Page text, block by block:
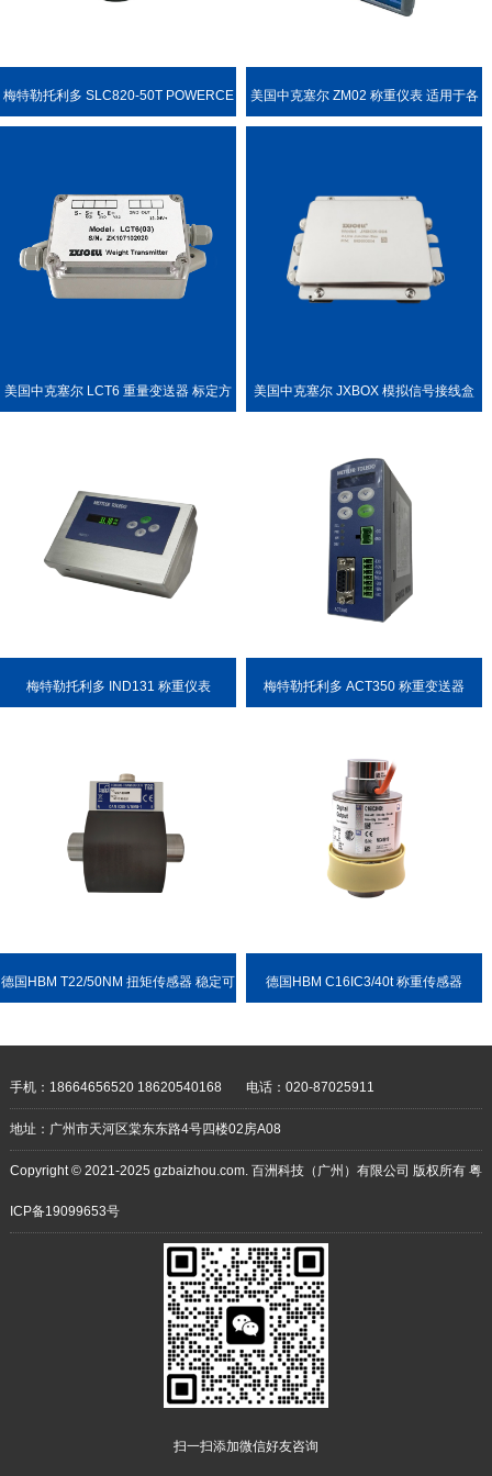
梅特勒托利多 SLC820-50T POWERCE 美国中克塞尔 ZM02 称重仪表 适用于各
美国中克塞尔 LCT6 重量变送器 标定方 美国中克塞尔 JXBOX 模拟信号接线盒
梅特勒托利多 IND131 称重仪表 梅特勒托利多 ACT350 称重变送器
德国HBM T22/50NM 扭矩传感器 稳定可 德国HBM C16IC3/40t 称重传感器
手机：18664656520 18620540168 电话：020-87025911
地址：广州市天河区棠东东路4号四楼02房A08
Copyright © 2021-2025 gzbaizhou.com. 百洲科技（广州）有限公司 版权所有 粤
ICP备19099653号
扫一扫添加微信好友咨询